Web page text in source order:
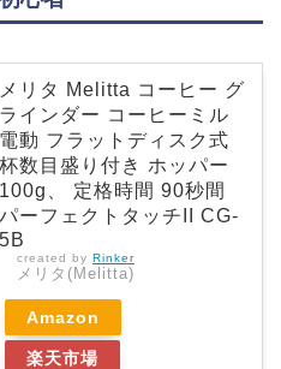
メリタ Melitta コーヒー グ
ラインダー コーヒーミル
電動 フラットディスク式
杯数目盛り付き ホッパー
100g、 定格時間 90秒間
パーフェクトタッチII CG-
5B
created by Rinker
メリタ(Melitta)
Amazon
楽天市場